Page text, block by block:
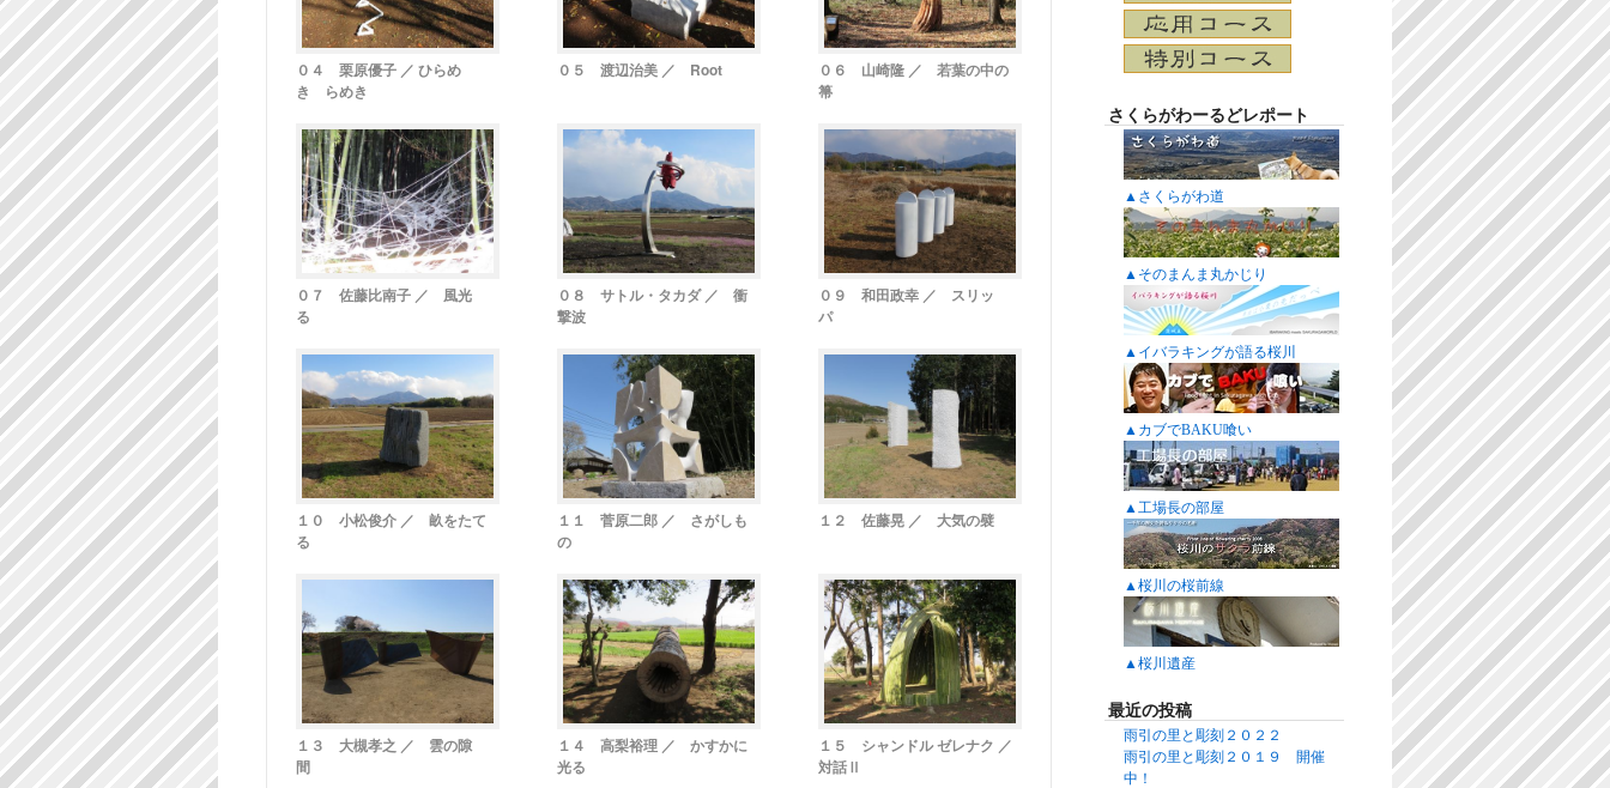
０４ 栗原優子 ／ ひらめ
き らめき
０５ 渡辺治美 ／ Root
０６ 山崎隆 ／ 若葉の中の
箒
０７ 佐藤比南子 ／ 風光
る
０８ サトル・タカダ ／ 衝
撃波
０９ 和田政幸 ／ スリッ
パ
１０ 小松俊介 ／ 畝をたて
る
１１ 菅原二郎 ／ さがしも
の
１２ 佐藤晃 ／ 大気の襞
１３ 大槻孝之 ／ 雲の隙
間
１４ 高梨裕理 ／ かすかに
光る
１５ シャンドル ゼレナク ／
対話Ⅱ
さくらがわーるどレポート
▲さくらがわ道
▲そのまんま丸かじり
▲イバラキングが語る桜川
▲カブでBAKU喰い
▲工場長の部屋
▲桜川の桜前線
▲桜川遺産
最近の投稿
雨引の里と彫刻２０２２
雨引の里と彫刻２０１９ 開催
中！